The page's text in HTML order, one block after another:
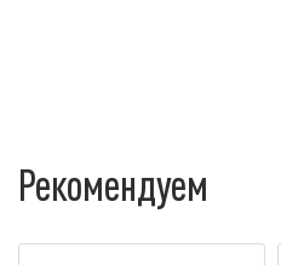
Рекомендуем